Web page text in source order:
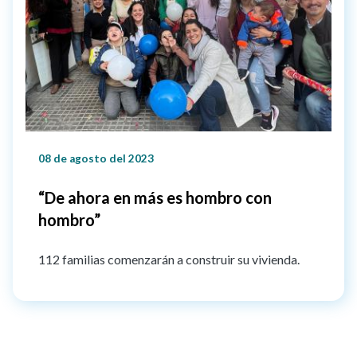
08 de agosto del 2023
“De ahora en más es hombro con
hombro”
112 familias comenzarán a construir su vivienda.